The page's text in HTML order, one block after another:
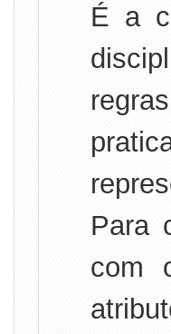
É a
Para
com